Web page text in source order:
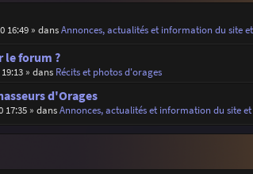
16:49» dansAnnonces, actualités et information du site
le forum ?
» dans Récits et photos d'orages
d'Orages
17:35» dansAnnonces, actualités et information du site